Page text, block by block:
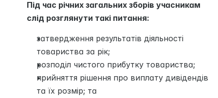
Під час річних загальних зборів учасникам
слід розглянути такі питання:
затвердження результатів діяльності
товариства за рік;
розподіл чистого прибутку товариства;
прийняття рішення про виплату дивідендів
та їх розмір; та